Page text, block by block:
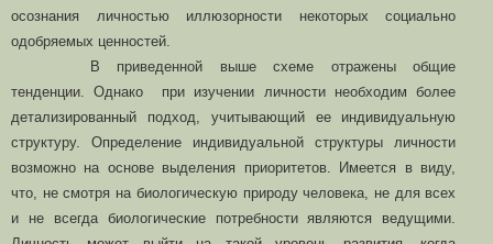
осознания личностью иллюзорности некоторых социально
одобряемых ценностей.
В приведенной выше схеме отражены общие
тенденции. Однако при изучении личности необходим более
детализированный подход, учитывающий ее индивидуальную
структуру. Определение индивидуальной структуры личности
возможно на основе выделения приоритетов. Имеется в виду,
что, не смотря на биологическую природу человека, не для всех
и не всегда биологические потребности являются ведущими.